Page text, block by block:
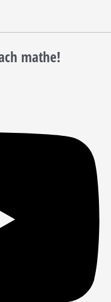
mathe!